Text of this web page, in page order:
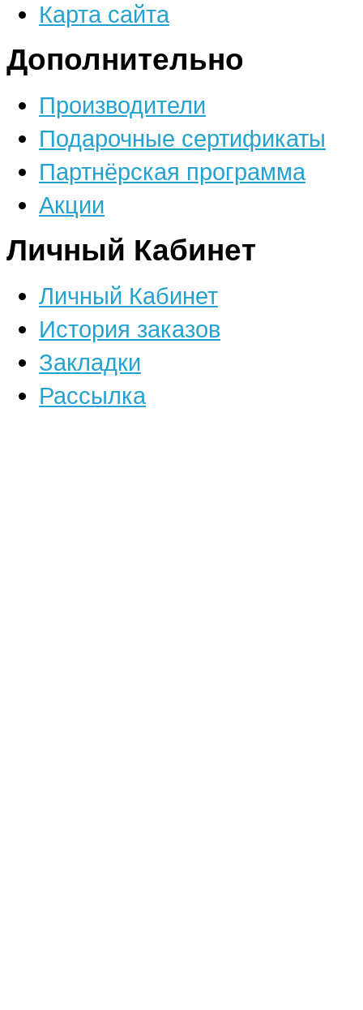
Карта сайта
Дополнительно
Производители
Подарочные сертификаты
Партнёрская программа
Акции
Личный Кабинет
Личный Кабинет
История заказов
Закладки
Рассылка